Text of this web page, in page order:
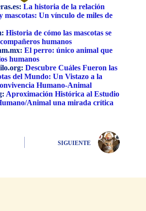
La historia de la relación
mascotas: Un vínculo de miles de
Historia de cómo las mascotas se
humanos
El perro: único animal que
humanos
Descubre Cuáles Fueron las
del Mundo: Un Vistazo a la
Humano-Animal
Aproximación Histórica al Estudio
Animal una mirada crítica
SIGUIENTE